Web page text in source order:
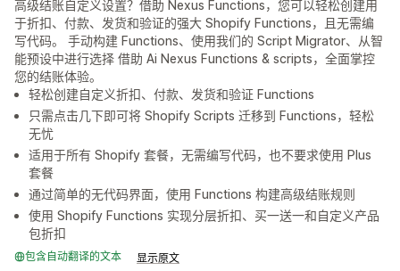
高级结账自定义设置？借助 Nexus Functions，您可以轻松创建用
于折扣、付款、发货和验证的强大 Shopify Functions，且无需编
写代码。 手动构建 Functions、使用我们的 Script Migrator、从智
能预设中进行选择 借助 Ai Nexus Functions & scripts，全面掌控
您的结账体验。
轻松创建自定义折扣、付款、发货和验证 Functions
只需点击几下即可将 Shopify Scripts 迁移到 Functions，轻松
无忧
适用于所有 Shopify 套餐，无需编写代码，也不要求使用 Plus
套餐
通过简单的无代码界面，使用 Functions 构建高级结账规则
使用 Shopify Functions 实现分层折扣、买一送一和自定义产品
包折扣
包含自动翻译的文本 显示原文